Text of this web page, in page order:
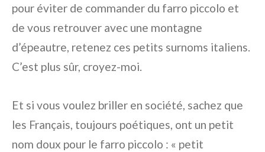
pour éviter de commander du farro piccolo et
de vous retrouver avec une montagne
d’épeautre, retenez ces petits surnoms italiens.
C’est plus sûr, croyez-moi.
Et si vous voulez briller en société, sachez que
les Français, toujours poétiques, ont un petit
nom doux pour le farro piccolo : « petit